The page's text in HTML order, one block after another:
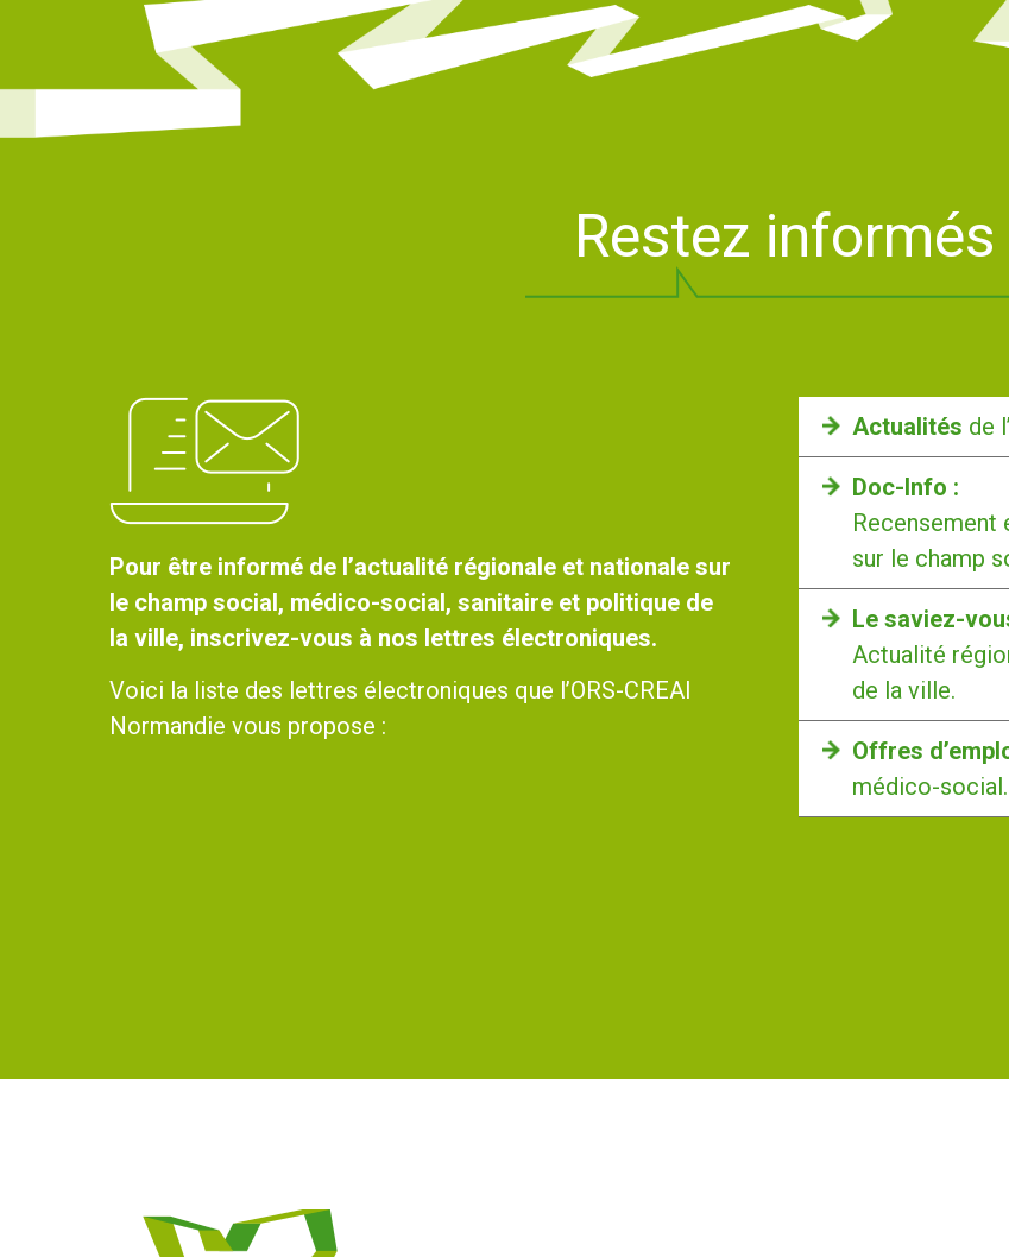
Restez informés
Pour être informé de l’actualité régionale et nationale sur
le champ social, médico-social, sanitaire et politique de
la ville, inscrivez-vous à nos lettres électroniques.
Voici la liste des lettres électroniques que l’ORS-CREAI
Normandie vous propose :
Actualités de
Doc-Info :
Recensement
sur le champ
Le saviez-
Actualité
de la ville.
Offres
médico-social.